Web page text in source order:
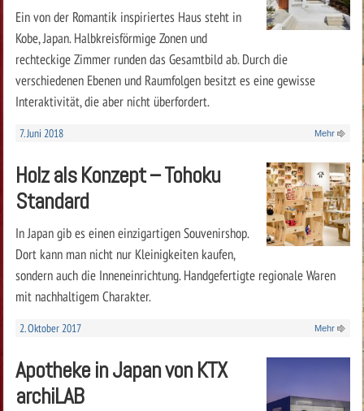
Ein von der Romantik inspiriertes Haus steht in
Kobe, Japan. Halbkreisförmige Zonen und
rechteckige Zimmer runden das Gesamtbild ab. Durch die
verschiedenen Ebenen und Raumfolgen besitzt es eine gewisse
Interaktivität, die aber nicht überfordert.
7. Juni 2018 Mehr
Holz als Konzept – Tohoku
Standard
In Japan gib es einen einzigartigen Souvenirshop.
Dort kann man nicht nur Kleinigkeiten kaufen,
sondern auch die Inneneinrichtung. Handgefertigte regionale Waren
mit nachhaltigem Charakter.
2. Oktober 2017 Mehr
Apotheke in Japan von KTX
archiLAB